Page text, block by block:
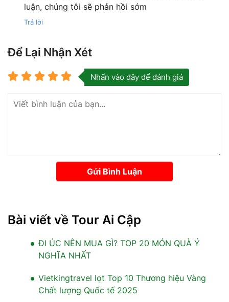
luận, chúng tôi sẽ phản hồi sớm
Trả lời
Để Lại Nhận Xét
Nhấn vào đây để đánh giá
Gửi Bình Luận
Bài viết về Tour Ai Cập
ĐI ÚC NÊN MUA GÌ? TOP 20 MÓN QUÀ Ý
NGHĨA NHẤT
Vietkingtravel lọt Top 10 Thương hiệu Vàng
Chất lượng Quốc tế 2025